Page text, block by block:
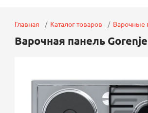
Главная Каталог товаров Варочные
Варочная панель